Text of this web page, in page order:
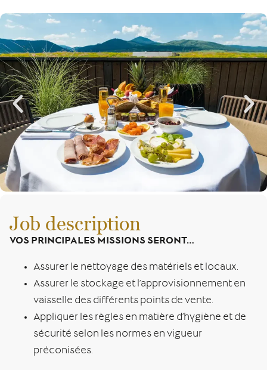
Job description
VOS PRINCIPALES MISSIONS SERONT…
Assurer le nettoyage des matériels et locaux.
Assurer le stockage et l’approvisionnement en
vaisselle des différents points de vente.
Appliquer les règles en matière d’hygiène et de
sécurité selon les normes en vigueur
préconisées.